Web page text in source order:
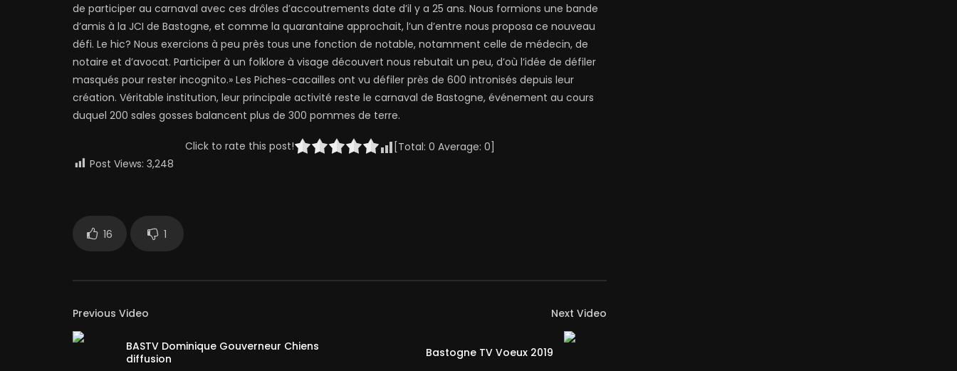
de participer au carnaval avec ces drôles d’accoutrements date d’il y a 25 ans. Nous formions une bande
d’amis à la JCI de Bastogne, et comme la quarantaine approchait, l’un d’entre nous proposa ce nouveau
défi. Le hic? Nous exercions à peu près tous une fonction de notable, notamment celle de médecin, de
notaire et d’avocat. Participer à un folklore à visage découvert nous rebutait un peu, d’où l’idée de défiler
masqués pour rester incognito.» Les Piches-cacailles ont vu défiler près de 600 intronisés depuis leur
création. Véritable institution, leur principale activité reste le carnaval de Bastogne, événement au cours
duquel 200 sales gosses balancent plus de 300 pommes de terre.
Click to rate this post! [Total: 0 Average: 0
Post Views: 3,248
16 1
Previous Video
BASTV Dominique Gouverneur Chiens
diffusion
Next Video
Bastogne TV Voeux 2019